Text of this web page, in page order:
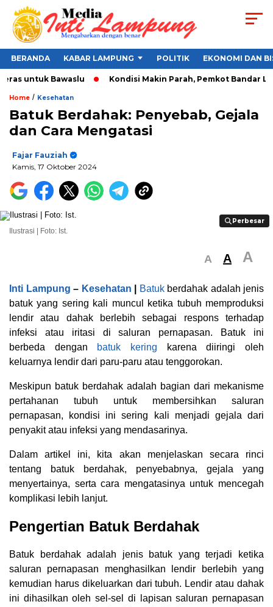
BERANDA KABAR LAMPUNG POLITIK EKONOMI DAN
untuk Bawaslu Kondisi Makin Parah, Pemkot Bandar
Home / Kesehatan
Batuk Berdahak: Penyebab, Gejala
dan Cara Mengatasi
Fajar Fauziah
Kamis, 17 Oktober 2024
Perbesar
Perbesar
Ilustrasi | Foto: Ist.
A A A
Inti Lampung – Kesehatan Batukberdahak adalah jenis
batuk yang sering kali muncul ketika tubuh memproduksi
lendir atau dahak berlebih sebagai respons terhadap
infeksi atau iritasi di saluran pernapasan. Batuk ini
berbeda dengan batuk kering karena diiringi oleh
keluarnya lendir dari paru-paru atau tenggorokan.
Meskipun batuk berdahak adalah bagian dari mekanisme
pertahanan tubuh untuk membersihkan saluran
pernapasan, kondisi ini sering kali menjadi gejala dari
penyakit atau infeksi yang mendasarinya.
Dalam artikel ini, kita akan menjelaskan secara rinci
tentang batuk berdahak, penyebabnya, gejala yang
menyertainya, serta cara mengatasinya untuk mencegah
komplikasi lebih lanjut.
Pengertian Batuk Berdahak
Batuk berdahak adalah jenis batuk yang terjadi ketika
saluran pernapasan menghasilkan lendir berlebih yang
kemudian harus dikeluarkan dari tubuh. Lendir atau dahak
ini dihasilkan oleh sel-sel di lapisan saluran pernapasan